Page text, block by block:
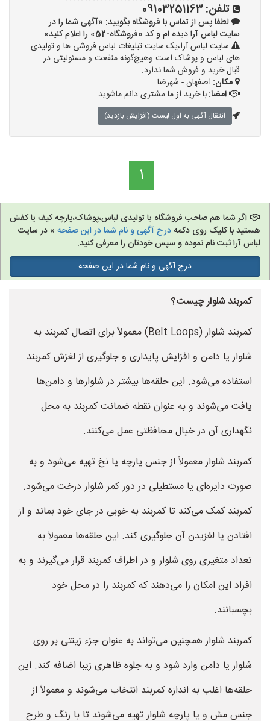
تلفن:09103251163
لطفا پس از تماس با فروشگاه بگویید: «آگهی شما را در
سایت لباس آرا دیده ام و کد «فروشگاه-52» را اعلام کنید»
سایت لباس آرا،یک سایت تبلیغات لباس فروشی ها و تولیدی
های لباس و پوشاک است وهیچ‌گونه منفعت و مسئولیتی در
قبال خرید و فروش شما ندارد.
مکان: اصفهان - شهرضا
امضا:با خرید از ما مشتری دائم ماشوید
انتقال آگهی به اول لیست (افزایش بازدید)
1
اگر شما هم صاحب فروشگاه یا تولیدی لباس،پوشاک،پارچه کیف یا کفش
هستید با کلیک روی دکمهدرج آگهی و نام شما در این صفحه » در سایت
لباس آرا ثبت نام نموده و سپس خودتان را معرفی کنید.
درج آگهی و نام شما در این صفحه
کمربند شلوار چیست؟
کمربند شلوار (Belt Loops) معمولاً برای اتصال کمربند به
شلوار یا دامن و افزایش پایداری و جلوگیری از لغزش کمربند
استفاده می‌شود. این حلقه‌ها بیشتر در شلوارها و دامن‌ها
یافت می‌شوند و به عنوان نقطه ضمانت کمربند به محل
نگهداری آن در خیال محافظتی عمل می‌کنند.
کمربند شلوار معمولاً از جنس پارچه یا نخ تهیه می‌شود و به
صورت دایره‌ای یا مستطیلی در دور کمر شلوار درخت می‌شود.
کمربند کمک می‌کند تا کمربند به خوبی در جای خود بماند و از
افتادن یا لغزیدن آن جلوگیری کند. این حلقه‌ها معمولاً به
تعداد متغیری روی شلوار و در اطراف کمربند قرار می‌گیرند و به
افراد این امکان را می‌دهند که کمربند را در محل خود
بچسبانند.
کمربند شلوار همچنین می‌تواند به عنوان جزء زینتی بر روی
شلوار یا دامن وارد شود و به جلوه ظاهری زیبا اضافه کند. این
حلقه‌ها اغلب به اندازه کمربند انتخاب می‌شوند و معمولاً از
جنس مش و یا پارچه شلوار تهیه می‌شوند تا با رنگ و طرح